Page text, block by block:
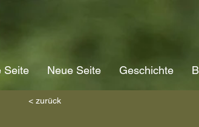
Seite Neue Seite Geschichte
< zurück